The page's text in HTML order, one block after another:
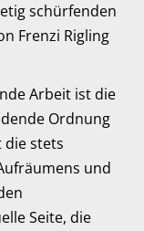
schürfenden
Frenzi Rigling
Arbeit ist die
Ordnung
die stets
und
Seite, die